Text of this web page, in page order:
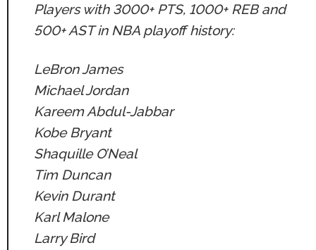
Players with 3000+ PTS, 1000+ REB and
500+ AST in NBA playoff history:
LeBron James
Michael Jordan
Kareem Abdul-Jabbar
Kobe Bryant
Shaquille O’Neal
Tim Duncan
Kevin Durant
Karl Malone
Larry Bird